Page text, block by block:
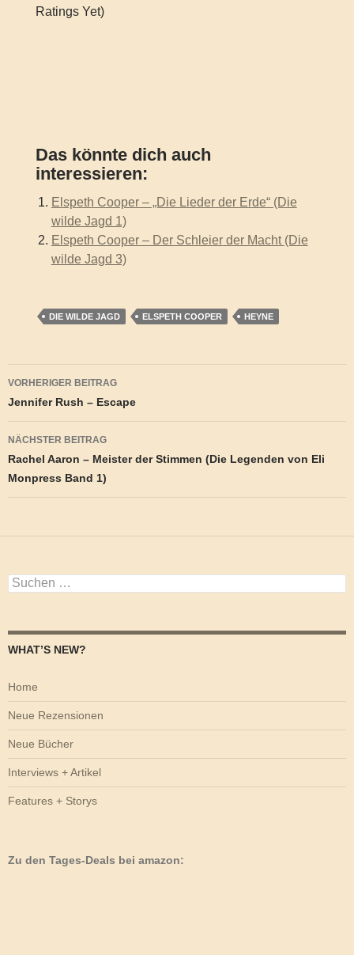
Ratings Yet)
Das könnte dich auch
interessieren:
Elspeth Cooper – „Die Lieder der Erde“ (Die
wilde Jagd 1)
Elspeth Cooper – Der Schleier der Macht (Die
wilde Jagd 3)
DIE WILDE JAGD ELSPETH COOPER HEYNE
Beitragsnavigation
VORHERIGER BEITRAG
Jennifer Rush – Escape
NÄCHSTER BEITRAG
Rachel Aaron – Meister der Stimmen (Die Legenden von Eli
Monpress Band 1)
Suchen
nach:
WHAT’S NEW?
Home
Neue Rezensionen
Neue Bücher
Interviews + Artikel
Features + Storys
Zu den Tages-Deals bei amazon: